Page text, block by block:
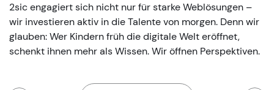
2sic engagiert sich nicht nur für starke Weblösungen –
wir investieren aktiv in die Talente von morgen. Denn wir
glauben: Wer Kindern früh die digitale Welt eröffnet,
schenkt ihnen mehr als Wissen. Wir öffnen Perspektiven.